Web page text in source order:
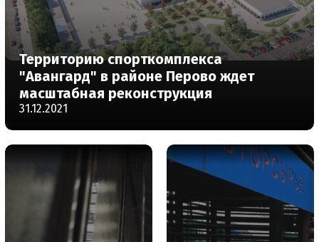
Территорию спорткомплекса
"Авангард" в районе Перово ждет
масштабная реконструкция
31.12.2021